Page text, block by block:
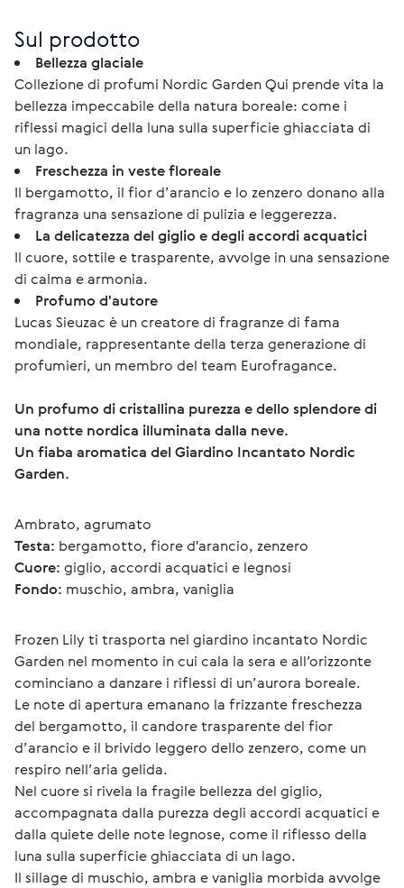
Sul prodotto
Bellezza glaciale
Collezione di profumi Nordic Garden Qui prende vita la
bellezza impeccabile della natura boreale: come i
riflessi magici della luna sulla superficie ghiacciata di
un lago.
Freschezza in veste floreale
Il bergamotto, il fior d’arancio e lo zenzero donano alla
fragranza una sensazione di pulizia e leggerezza.
La delicatezza del giglio e degli accordi acquatici
Il cuore, sottile e trasparente, avvolge in una sensazione
di calma e armonia.
Profumo d'autore
Lucas Sieuzac è un creatore di fragranze di fama
mondiale, rappresentante della terza generazione di
profumieri, un membro del team Eurofragance.
Un profumo di cristallina purezza e dello splendore di
una notte nordica illuminata dalla neve.
Un fiaba aromatica del Giardino Incantato Nordic
Garden.
Ambrato, agrumato
Testa: bergamotto, fiore d'arancio, zenzero
Cuore: giglio, accordi acquatici e legnosi
Fondo: muschio, ambra, vaniglia
Frozen Lily ti trasporta nel giardino incantato Nordic
Garden nel momento in cui cala la sera e all’orizzonte
cominciano a danzare i riflessi di un’aurora boreale.
Le note di apertura emanano la frizzante freschezza
del bergamotto, il candore trasparente del fior
d’arancio e il brivido leggero dello zenzero, come un
respiro nell’aria gelida.
Nel cuore si rivela la fragile bellezza del giglio,
accompagnata dalla purezza degli accordi acquatici e
dalla quiete delle note legnose, come il riflesso della
luna sulla superficie ghiacciata di un lago.
Il sillage di muschio, ambra e vaniglia morbida avvolge